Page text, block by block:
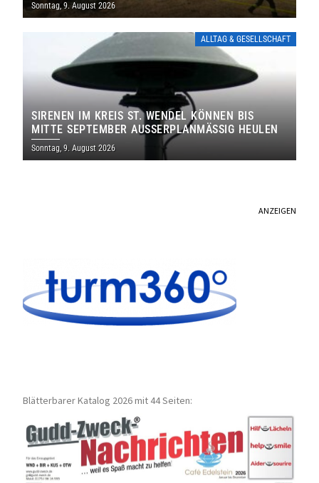
Sonntag, 9. August 2026
ALLTAG & GESELLSCHAFT
SIRENEN IM KREIS ST. WENDEL KÖNNEN BIS
MITTE SEPTEMBER AUSSERPLANMÄSSIG HEULEN
Sonntag, 9. August 2026
ANZEIGEN
Blätterbarer Katalog 2026 mit 44 Seiten: